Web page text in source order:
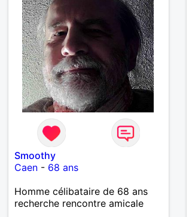
Smoothy
Caen- 68 ans
Homme célibataire de 68 ans
recherche rencontre amicale